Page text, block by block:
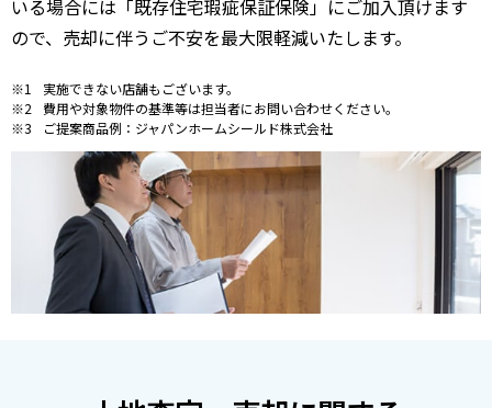
いる場合には「既存住宅瑕疵保証保険」にご加入頂けます
ので、売却に伴うご不安を最大限軽減いたします。
実施できない店舗もございます。
費用や対象物件の基準等は担当者にお問い合わせください。
ご提案商品例：ジャパンホームシールド株式会社